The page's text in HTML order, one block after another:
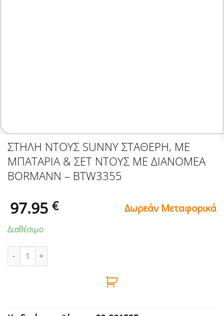
ΣΤΗΛΗ ΝΤΟΥΣ SUNNY ΣΤΑΘΕΡΗ, ΜΕ
ΜΠΑΤΑΡΙΑ & ΣΕΤ ΝΤΟΥΣ ΜΕ ΔΙΑΝΟΜΕΑ
BORMANN – BTW3355
Δωρεάν Μεταφορικά
97.95 €
Διαθέσιμο
ΣΤΗΛΗ ΝΤΟΥΣ SUNNY ΣΤΑΘΕΡΗ, ΜΕ ΜΠΑΤΑΡΙΑ & ΣΕΤ ΝΤΟΥΣ